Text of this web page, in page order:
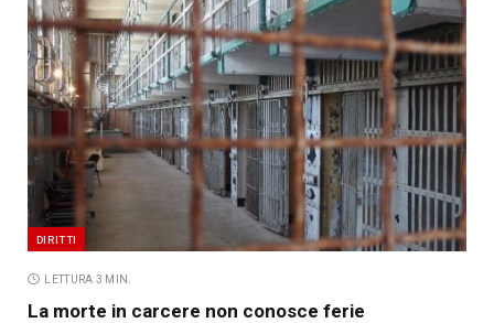
DIRITTI
LETTURA 3 MIN.
La morte in carcere non conosce ferie